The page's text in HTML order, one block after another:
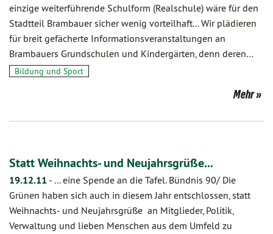
einzige weiterführende Schulform (Realschule) wäre für den
Stadtteil Brambauer sicher wenig vorteilhaft... Wir plädieren
für breit gefächerte Informationsveranstaltungen an
Brambauers Grundschulen und Kindergärten, denn deren…
Bildung und Sport
Mehr
Statt Weihnachts- und Neujahrsgrüße...
19.12.11 - ... eine Spende an die Tafel. Bündnis 90/ Die
Grünen haben sich auch in diesem Jahr entschlossen, statt
Weihnachts- und Neujahrsgrüße an Mitglieder, Politik,
Verwaltung und lieben Menschen aus dem Umfeld zu